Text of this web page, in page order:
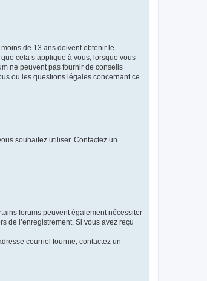
de 13 ans doivent obtenir le
cela s’applique à vous, lorsque vous
ne peuvent pas fournir de conseils
ou les questions légales concernant ce
souhaitez utiliser. Contactez un
forums peuvent également nécessiter
de l’enregistrement. Si vous avez reçu
courriel fournie, contactez un